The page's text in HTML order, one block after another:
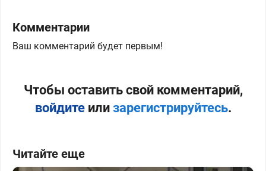
Комментарии
Ваш комментарий будет первым!
Чтобы оставить свой комментарий,
войдитеили зарегистрируйтесь.
Читайте еще